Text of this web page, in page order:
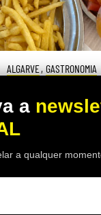
ALGARVE,GASTRONOMIA
sabor da
algarvia da
por 6,50€
a
a qualquer